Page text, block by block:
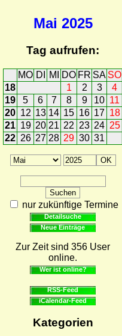
Mai 2025
Tag aufrufen:
MO DI MI DO FR SA SO
18
1 2 3
4
19
5 6 7 8 9 10 11
20 12 13 14 15 16 17 18
21 19 20 21 22 23 24 25
22 26 27 28 29 30 31
nur zukünftige Termine
Detailsuche
Neue Einträge
Zur Zeit sind 356 User
online.
Wer ist online?
RSS-Feed
iCalendar-Feed
Kategorien